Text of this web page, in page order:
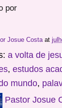
por
Josue Costa at
a volta de
,estudos
mundo,
Pastor Josue